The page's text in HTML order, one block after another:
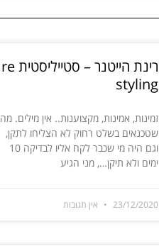
רינת הייטנר – סטייליסטית re
styling
זמינות, אמינות, מקצוענות.. אין מילים. מה
שטכנאים בשלט רחוק לא הצליחו לתקן,
וגם היה מי שכבר לקח אליו לבדיקה 10
ימים ולא תיקן…, מני הגיע
23/12/2020 אין תגובות